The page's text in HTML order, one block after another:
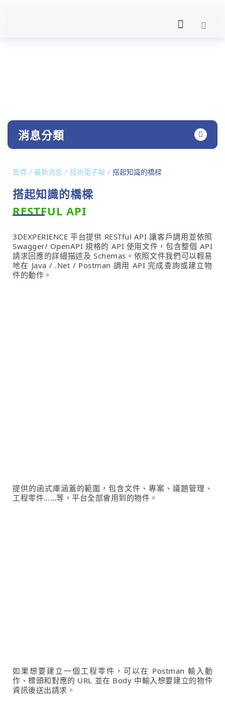
消息分類
首頁 / 最新消息 / 技術電子報 / 搭起知識的橋樑
搭起知識的橋樑
RESTFUL API
3DEXPERIENCE 平台提供 RESTful API 讓客戶調用並依照
Swagger/ OpenAPI 規格的 API 使用文件，包含整個 API
請求回應的詳細描述及 Schemas。依照文件我們可以輕易
地在 Java / .Net / Postman 調用 API 完成查詢或建立物
件的動作。
提供的函式庫涵蓋的範圍，包含文件、專案、議題管理、
工程零件……等，平台全部會用到的物件。
如果想要建立一個工程零件，可以在 Postman 輸入動
作、標頭和對應的 URL 並在 Body 中輸入想要建立的物件
資訊後送出請求。